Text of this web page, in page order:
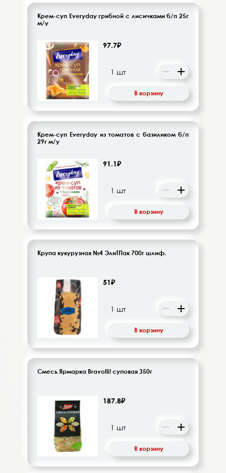
Крем-суп Everyday грибной с лисичками б/п 25г
м/у
97.7₽
В корзину
Крем-суп Everyday из томатов с базиликом б/п
29г м/у
91.1₽
В корзину
Крупа кукурузная №4 ЭлиТПак 700г шлиф.
51₽
В корзину
Смесь Ярмарка Bravolli! суповая 350г
187.8₽
В корзину